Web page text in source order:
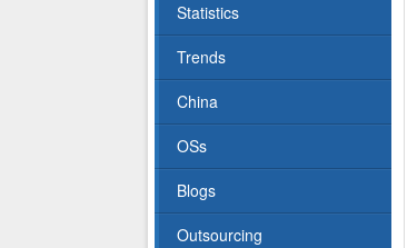
Statistics
Trends
China
OSs
Blogs
Outsourcing